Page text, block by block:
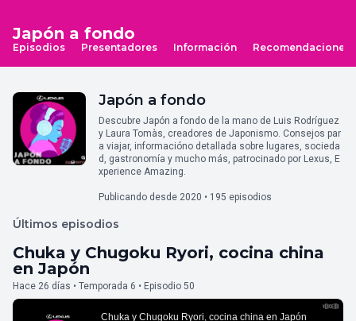
Japón a fondo
Episodios Presentadores Información Recomendaciones
Japón a fondo
Descubre Japón a fondo de la mano de Luis Rodríguez
y Laura Tomàs, creadores de Japonismo. Consejos par
a viajar, informacióno detallada sobre lugares, socieda
d, gastronomía y mucho más, patrocinado por Lexus, E
xperience Amazing.
Publicando desde 2020 • 195 episodios
Últimos episodios
Chuka y Chugoku Ryori, cocina china
en Japón
Hace 26 días • Temporada 6 • Episodio 50